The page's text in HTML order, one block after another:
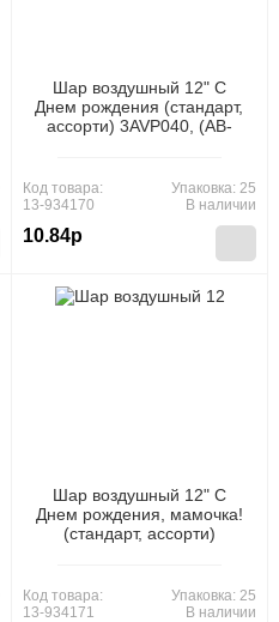
Шар воздушный 12" С
Днем рождения (стандарт,
ассорти) 3AVP040, (АВ-
Код товара:
13-934170
10.84р
Упаковка: 25
В наличии
Шар воздушный 12" С
Днем рождения, мамочка!
(стандарт, ассорти)
Код товара:
13-934171
Упаковка: 25
В наличии